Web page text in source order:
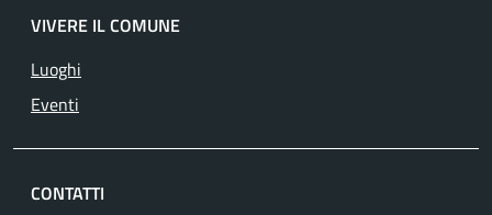
VIVERE IL COMUNE
Luoghi
Eventi
CONTATTI